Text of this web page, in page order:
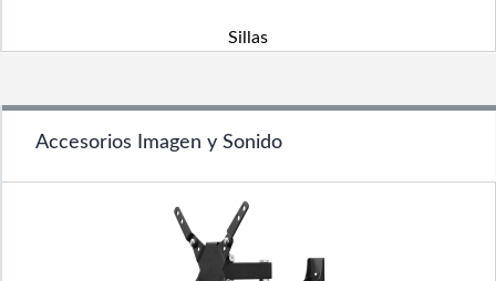
Sillas
Accesorios Imagen y Sonido